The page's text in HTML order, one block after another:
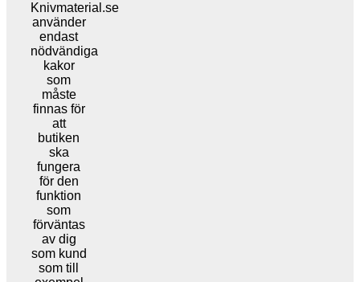
Knivmaterial.se
använder
endast
nödvändiga
kakor
som
måste
finnas för
att
butiken
ska
fungera
för den
funktion
som
förväntas
av dig
som kund
som till